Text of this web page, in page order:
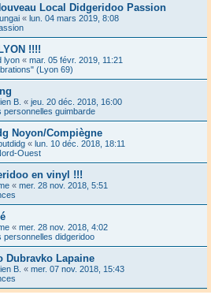
Local Didgeridoo Passion
« lun. 04 mars 2019, 8:08
!!!!
lyon « mar. 05 févr. 2019, 11:21
(Lyon 69)
B. « jeu. 20 déc. 2018, 16:00
personnelles guimbarde
Noyon/Compiègne
« lun. 10 déc. 2018, 18:11
Ouest
en vinyl !!!
« mer. 28 nov. 2018, 5:51
« mer. 28 nov. 2018, 4:02
personnelles didgeridoo
Dubravko Lapaine
B. « mer. 07 nov. 2018, 15:43